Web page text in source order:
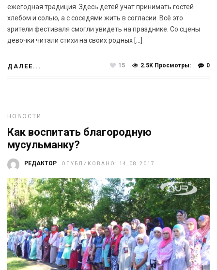
ежегодная традиция. Здесь детей учат принимать гостей
хлебом и солью, а с соседями жить в согласии. Всё это
зрители фестиваля смогли увидеть на празднике. Со сцены
девочки читали стихи на своих родных […]
ДАЛЕЕ... 0
2.5K Просмотры:
15
НОВОСТИ
Как воспитать благородную
мусульманку?
РЕДАКТОР ОПУБЛИКОВАНО: 14.08.2017